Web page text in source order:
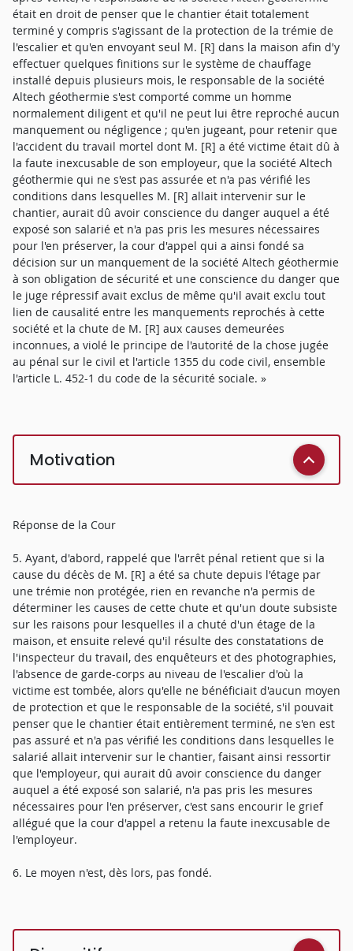
était en droit de penser que le chantier était totalement
terminé y compris s'agissant de la protection de la trémie de
l'escalier et qu'en envoyant seul M. [R] dans la maison afin d'y
effectuer quelques finitions sur le système de chauffage
installé depuis plusieurs mois, le responsable de la société
Altech géothermie s'est comporté comme un homme
normalement diligent et qu'il ne peut lui être reproché aucun
manquement ou négligence ; qu'en jugeant, pour retenir que
l'accident du travail mortel dont M. [R] a été victime était dû à
la faute inexcusable de son employeur, que la société Altech
géothermie qui ne s'est pas assurée et n'a pas vérifié les
conditions dans lesquelles M. [R] allait intervenir sur le
chantier, aurait dû avoir conscience du danger auquel a été
exposé son salarié et n'a pas pris les mesures nécessaires
pour l'en préserver, la cour d'appel qui a ainsi fondé sa
décision sur un manquement de la société Altech géothermie
à son obligation de sécurité et une conscience du danger que
le juge répressif avait exclus de même qu'il avait exclu tout
lien de causalité entre les manquements reprochés à cette
société et la chute de M. [R] aux causes demeurées
inconnues, a violé le principe de l'autorité de la chose jugée
au pénal sur le civil et l'article 1355 du code civil, ensemble
l'article L. 452-1 du code de la sécurité sociale. »
Motivation
Réponse de la Cour
5. Ayant, d'abord, rappelé que l'arrêt pénal retient que si la
cause du décès de M. [R] a été sa chute depuis l'étage par
une trémie non protégée, rien en revanche n'a permis de
déterminer les causes de cette chute et qu'un doute subsiste
sur les raisons pour lesquelles il a chuté d'un étage de la
maison, et ensuite relevé qu'il résulte des constatations de
l'inspecteur du travail, des enquêteurs et des photographies,
l'absence de garde-corps au niveau de l'escalier d'où la
victime est tombée, alors qu'elle ne bénéficiait d'aucun moyen
de protection et que le responsable de la société, s'il pouvait
penser que le chantier était entièrement terminé, ne s'en est
pas assuré et n'a pas vérifié les conditions dans lesquelles le
salarié allait intervenir sur le chantier, faisant ainsi ressortir
que l'employeur, qui aurait dû avoir conscience du danger
auquel a été exposé son salarié, n'a pas pris les mesures
nécessaires pour l'en préserver, c'est sans encourir le grief
allégué que la cour d'appel a retenu la faute inexcusable de
l'employeur.
6. Le moyen n'est, dès lors, pas fondé.